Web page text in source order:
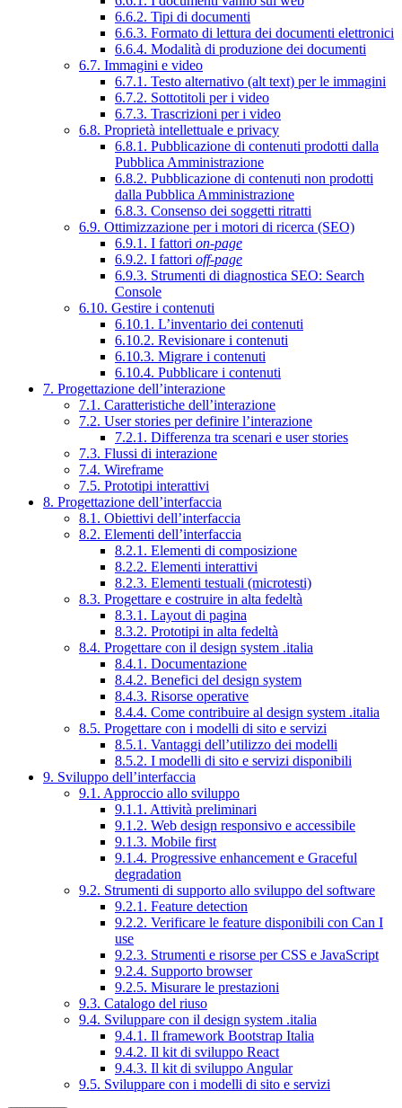
6.6.2. Tipi di documenti
6.6.3. Formato di lettura dei documenti elettronici
6.6.4. Modalità di produzione dei documenti
6.7. Immagini e video
6.7.1. Testo alternativo (alt text) per le immagini
6.7.2. Sottotitoli per i video
6.7.3. Trascrizioni per i video
6.8. Proprietà intellettuale e privacy
6.8.1. Pubblicazione di contenuti prodotti dalla
Pubblica Amministrazione
6.8.2. Pubblicazione di contenuti non prodotti
dalla Pubblica Amministrazione
6.8.3. Consenso dei soggetti ritratti
6.9. Ottimizzazione per i motori di ricerca (SEO)
6.9.1. I fattori on-page
6.9.2. I fattori off-page
6.9.3. Strumenti di diagnostica SEO: Search
Console
6.10. Gestire i contenuti
6.10.1. L’inventario dei contenuti
6.10.2. Revisionare i contenuti
6.10.3. Migrare i contenuti
6.10.4. Pubblicare i contenuti
7. Progettazione dell’interazione
7.1. Caratteristiche dell’interazione
7.2. User stories per definire l’interazione
7.2.1. Differenza tra scenari e user stories
7.3. Flussi di interazione
7.4. Wireframe
7.5. Prototipi interattivi
8. Progettazione dell’interfaccia
8.1. Obiettivi dell’interfaccia
8.2. Elementi dell’interfaccia
8.2.1. Elementi di composizione
8.2.2. Elementi interattivi
8.2.3. Elementi testuali (microtesti)
8.3. Progettare e costruire in alta fedeltà
8.3.1. Layout di pagina
8.3.2. Prototipi in alta fedeltà
8.4. Progettare con il design system .italia
8.4.1. Documentazione
8.4.2. Benefici del design system
8.4.3. Risorse operative
8.4.4. Come contribuire al design system .italia
8.5. Progettare con i modelli di sito e servizi
8.5.1. Vantaggi dell’utilizzo dei modelli
8.5.2. I modelli di sito e servizi disponibili
9. Sviluppo dell’interfaccia
9.1. Approccio allo sviluppo
9.1.1. Attività preliminari
9.1.2. Web design responsivo e accessibile
9.1.3. Mobile first
9.1.4. Progressive enhancement e Graceful
degradation
9.2. Strumenti di supporto allo sviluppo del software
9.2.1. Feature detection
9.2.2. Verificare le feature disponibili con Can I
use
9.2.3. Strumenti e risorse per CSS e JavaScript
9.2.4. Supporto browser
9.2.5. Misurare le prestazioni
9.3. Catalogo del riuso
9.4. Sviluppare con il design system .italia
9.4.1. Il framework Bootstrap Italia
9.4.2. Il kit di sviluppo React
9.4.3. Il kit di sviluppo Angular
9.5. Sviluppare con i modelli di sito e servizi